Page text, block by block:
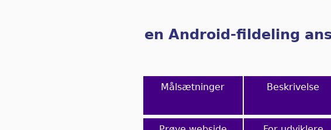
en Android-fildeling
Målsætninger Beskrivelse